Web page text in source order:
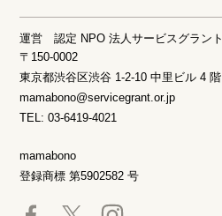
運営 認定 NPO 法人サービスグラント
〒150-0002
東京都渋谷区渋谷 1-2-10 中里ビル 4 階
mamabono@servicegrant.or.jp
TEL: 03-6419-4021
mamabono
登録商標 第5902582 号